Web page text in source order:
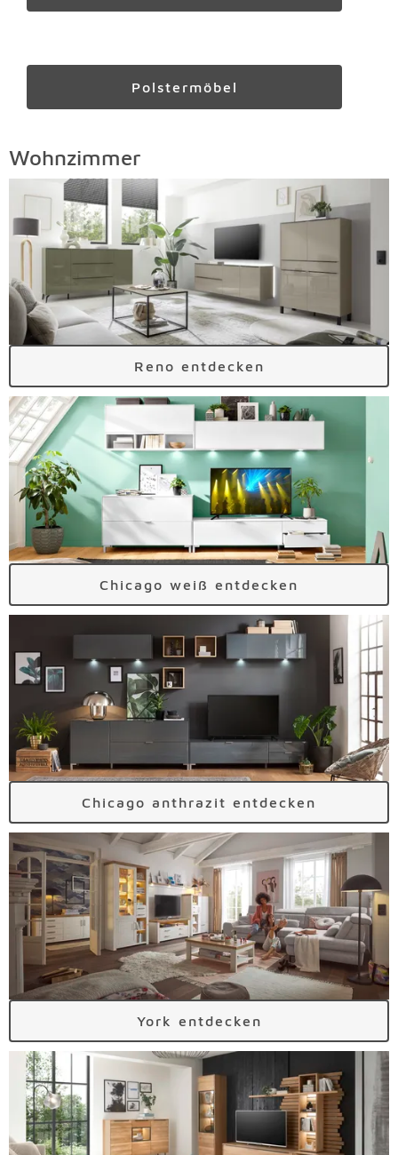
Polstermöbel
Wohnzimmer
Reno entdecken
Chicago weiß entdecken
Chicago anthrazit entdecken
York entdecken